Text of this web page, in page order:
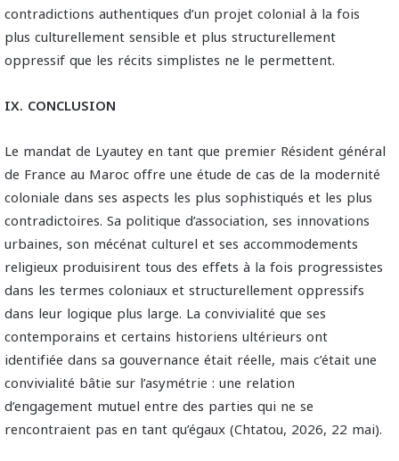
contradictions authentiques d’un projet colonial à la fois
plus culturellement sensible et plus structurellement
oppressif que les récits simplistes ne le permettent.
IX. CONCLUSION
Le mandat de Lyautey en tant que premier Résident général
de France au Maroc offre une étude de cas de la modernité
coloniale dans ses aspects les plus sophistiqués et les plus
contradictoires. Sa politique d’association, ses innovations
urbaines, son mécénat culturel et ses accommodements
religieux produisirent tous des effets à la fois progressistes
dans les termes coloniaux et structurellement oppressifs
dans leur logique plus large. La convivialité que ses
contemporains et certains historiens ultérieurs ont
identifiée dans sa gouvernance était réelle, mais c’était une
convivialité bâtie sur l’asymétrie : une relation
d’engagement mutuel entre des parties qui ne se
rencontraient pas en tant qu’égaux (Chtatou, 2026, 22 mai).